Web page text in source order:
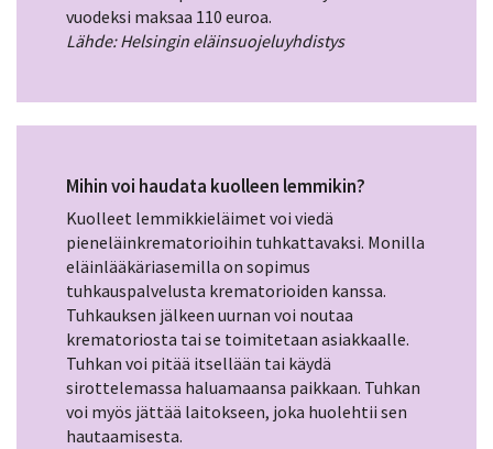
vuodeksi maksaa 110 euroa.
Lähde: Helsingin eläinsuojeluyhdistys
Mihin voi haudata kuolleen lemmikin?
Kuolleet lemmikkieläimet voi viedä
pieneläinkrematorioihin tuhkattavaksi. Monilla
eläinlääkäriasemilla on sopimus
tuhkauspalvelusta krematorioiden kanssa.
Tuhkauksen jälkeen uurnan voi noutaa
krematoriosta tai se toimitetaan asiakkaalle.
Tuhkan voi pitää itsellään tai käydä
sirottelemassa haluamaansa paikkaan. Tuhkan
voi myös jättää laitokseen, joka huolehtii sen
hautaamisesta.